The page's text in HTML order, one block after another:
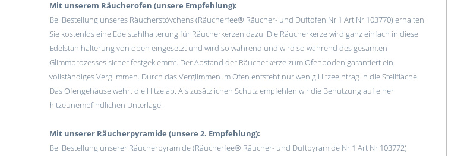
Mit unserem Räucherofen (unsere Empfehlung):
Bei Bestellung unseres Räucherstövchens (Räucherfee® Räucher- und Duftofen Nr 1 Art Nr 103770) erhalten
Sie kostenlos eine Edelstahlhalterung für Räucherkerzen dazu. Die Räucherkerze wird ganz einfach in diese
Edelstahlhalterung von oben eingesetzt und wird so während und wird so während des gesamten
Glimmprozesses sicher festgeklemmt. Der Abstand der Räucherkerze zum Ofenboden garantiert ein
vollständiges Verglimmen. Durch das Verglimmen im Ofen entsteht nur wenig Hitzeeintrag in die Stellfläche.
Das Ofengehäuse wehrt die Hitze ab. Als zusätzlichen Schutz empfehlen wir die Benutzung auf einer
hitzeunempfindlichen Unterlage.
Mit unserer Räucherpyramide (unsere 2. Empfehlung):
Bei Bestellung unserer Räucherpyramide (Räucherfee® Räucher- und Duftpyramide Nr 1 Art Nr 103772)